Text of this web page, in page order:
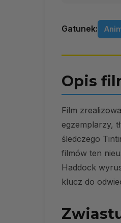
Gatunek:
Opis
Film
egzemplarzy,
śledczego
filmów ten
Haddock
klucz do